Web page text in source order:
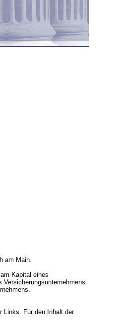
am Main.
Kapital eines
Versicherungsunternehmens
Links. Für den Inhalt der